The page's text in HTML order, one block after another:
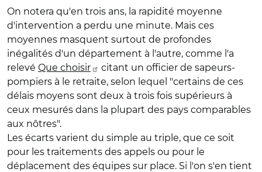
On notera qu'en trois ans, la rapidité moyenne
d'intervention a perdu une minute. Mais ces
moyennes masquent surtout de profondes
inégalités d'un département à l'autre, comme l'a
relevé Que choisir
citant un officier de sapeurs-
pompiers à le retraite, selon lequel "certains de ces
délais moyens sont deux à trois fois supérieurs à
ceux mesurés dans la plupart des pays comparables
aux nôtres".
Les écarts varient du simple au triple, que ce soit
pour les traitements des appels ou pour le
déplacement des équipes sur place. Si l'on s'en tient